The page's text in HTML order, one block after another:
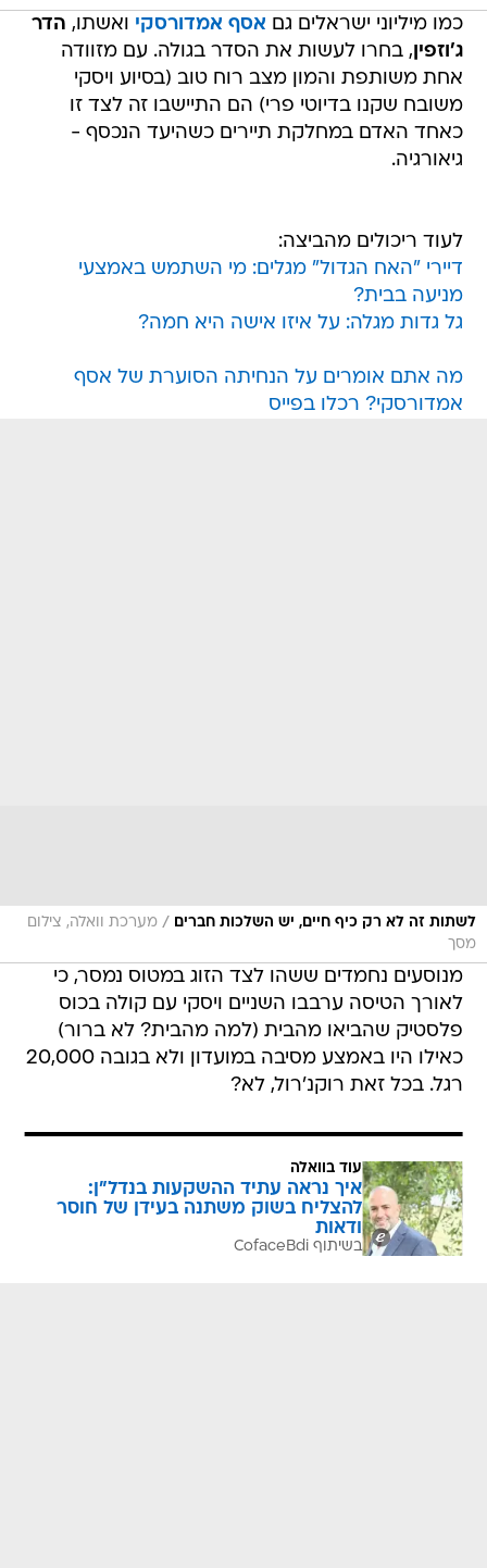
כמו מיליוני ישראלים גם אסף אמדורסקי ואשתו, הדר
ג'וזפין, בחרו לעשות את הסדר בגולה. עם מזוודה
אחת משותפת והמון מצב רוח טוב (בסיוע ויסקי
משובח שקנו בדיוטי פרי) הם התיישבו זה לצד זו
כאחד האדם במחלקת תיירים כשהיעד הנכסף -
גיאורגיה.
לעוד ריכולים מהביצה:
דיירי "האח הגדול" מגלים: מי השתמש באמצעי
מניעה בבית?
גל גדות מגלה: על איזו אישה היא חמה?
מה אתם אומרים על הנחיתה הסוערת של אסף
אמדורסקי? רכלו בפייס
לשתות זה לא רק כיף חיים, יש השלכות חברים / מערכת וואלה, צילום
מסך
מנוסעים נחמדים ששהו לצד הזוג במטוס נמסר, כי
לאורך הטיסה ערבבו השניים ויסקי עם קולה בכוס
פלסטיק שהביאו מהבית (למה מהבית? לא ברור)
כאילו היו באמצע מסיבה במועדון ולא בגובה 20,000
רגל. בכל זאת רוקנ'רול, לא?
עוד בוואלה
איך נראה עתיד ההשקעות בנדל"ן:
להצליח בשוק משתנה בעידן של חוסר
ודאות
בשיתוף CofaceBdi